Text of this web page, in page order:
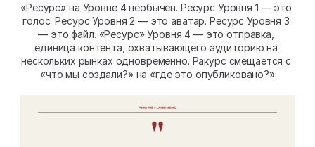
«Ресурс» на Уровне 4 необычен. Ресурс Уровня 1 — это
голос. Ресурс Уровня 2 — это аватар. Ресурс Уровня 3
— это файл. «Ресурс» Уровня 4 — это отправка,
единица контента, охватывающего аудиторию на
нескольких рынках одновременно. Ракурс смещается с
«что мы создали?» на «где это опубликовано?»